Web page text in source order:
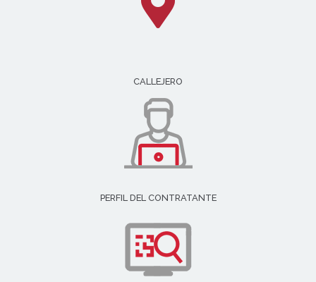
CALLEJERO
PERFIL DEL CONTRATANTE